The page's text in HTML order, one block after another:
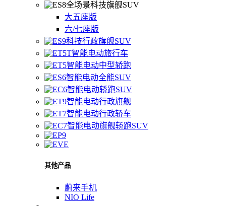
全场景科技旗舰SUV
大五座版
六/七座版
科技行政旗舰SUV
智能电动旅行车
智能电动中型轿跑
智能电动全能SUV
智能电动轿跑SUV
智能电动行政旗舰
智能电动行政轿车
智能电动旗舰轿跑SUV
其他产品
蔚来手机
NIO Life